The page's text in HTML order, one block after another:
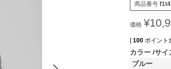
商品番号
価格 ¥
[ 100 ポイント
カラー サイ
ブルー